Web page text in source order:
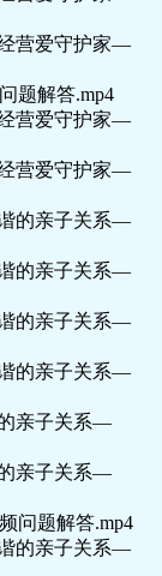
营爱守护家—
题解答.mp4
营爱守护家—
营爱守护家—
的亲子关系—
的亲子关系—
的亲子关系—
的亲子关系—
亲子关系—
亲子关系—
问题解答.mp4
的亲子关系—